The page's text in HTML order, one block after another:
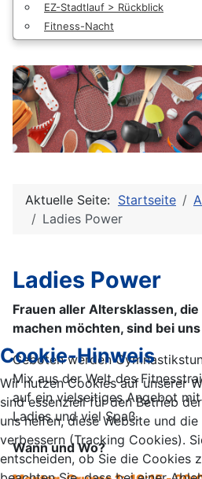
EZ-Stadtlauf > Rückblick
Fitness-Nacht
Aktuelle Seite: Startseite
Ladies Power
Ladies Power
Frauen aller Altersklassen,
machen möchten, sind bei
Geboten werden
Mix aus der Welt des
auf ein vielseitiges Angebot
Ladies und viel Spaß.
Wann und Wo?
Cookie-Hinweis
Wir nutzen Cookies auf unserer
sind essenziell für den Betrieb
uns helfen, diese Website und
verbessern (Tracking Cookies).
entscheiden, ob Sie die Cookies